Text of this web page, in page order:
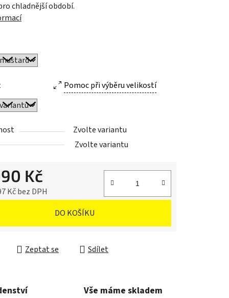
chladnější období.
Pomoc při výběru velikostí
Zvolte variantu
Zvolte variantu
Kč
Kč bez DPH
DO KOŠÍKU
Zeptat se Sdílet
Vše máme skladem